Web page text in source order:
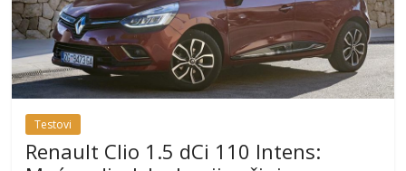
Testovi
Renault Clio 1.5 dCi 110 Intens: